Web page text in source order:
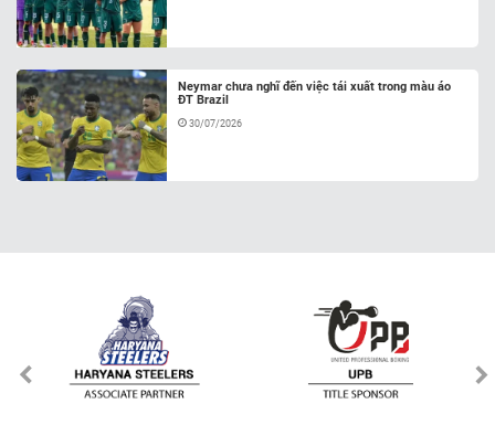
Neymar chưa nghĩ đến việc tái xuất trong màu áo
ĐT Brazil
30/07/2026